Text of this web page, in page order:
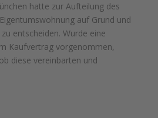
hatte zur Aufteilung des
auf Grund und
entscheiden. Wurde eine
Kaufvertrag vorgenommen,
diese vereinbarten und